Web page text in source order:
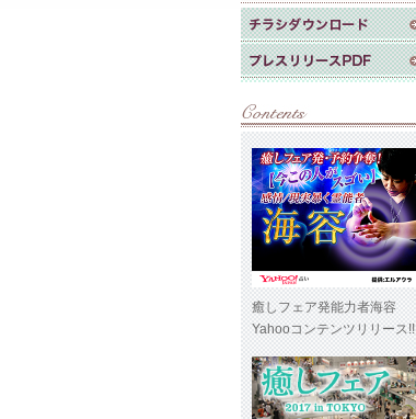
癒しフェア発能力者海容
Yahooコンテンツリリース!!